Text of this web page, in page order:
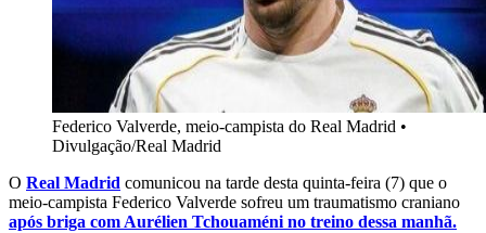
Federico Valverde, meio-campista do Real Madrid •
Divulgação/Real Madrid
O Real Madrid comunicou na tarde desta quinta-feira (7) que o
meio-campista Federico Valverde sofreu um traumatismo craniano
após briga com Aurélien Tchouaméni no treino dessa manhã.